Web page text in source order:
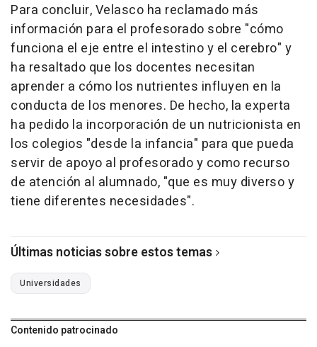
Para concluir, Velasco ha reclamado más
información para el profesorado sobre "cómo
funciona el eje entre el intestino y el cerebro" y
ha resaltado que los docentes necesitan
aprender a cómo los nutrientes influyen en la
conducta de los menores. De hecho, la experta
ha pedido la incorporación de un nutricionista en
los colegios "desde la infancia" para que pueda
servir de apoyo al profesorado y como recurso
de atención al alumnado, "que es muy diverso y
tiene diferentes necesidades".
Últimas noticias sobre estos temas
Universidades
Contenido patrocinado